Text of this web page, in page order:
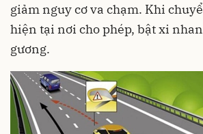
giảm nguy cơ va chạm. Khi
hiện tại nơi cho phép, bật xi
gương.